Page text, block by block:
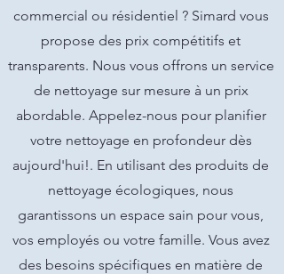
commercial ou résidentiel ? Simard vous
propose des prix compétitifs et
transparents. Nous vous offrons un service
de nettoyage sur mesure à un prix
abordable. Appelez-nous pour planifier
votre nettoyage en profondeur dès
aujourd'hui!. En utilisant des produits de
nettoyage écologiques, nous
garantissons un espace sain pour vous,
vos employés ou votre famille. Vous avez
des besoins spécifiques en matière de